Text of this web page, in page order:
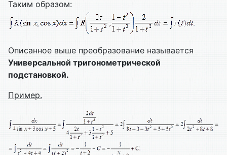
Таким образом:
Описанное выше преобразование называется
Универсальной тригонометрической
подстановкой.
Пример.